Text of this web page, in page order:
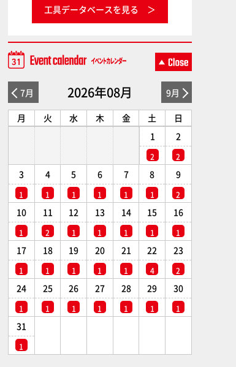
工具データベースを見る
7月 2026年08月 9月
月 火 水 木 金 土
日
1
2
2
2
3
1
4
1
5
1
6
1
7
1
8
1
9
2
10
1
11
2
12
1
13
1
14
1
15
1
16
1
17
1
18
1
19
1
20
1
21
1
22
4
23
2
24
1
25
1
26
1
27
1
28
1
29
1
30
1
31
1